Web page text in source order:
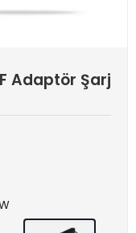
Adaptör Şarj